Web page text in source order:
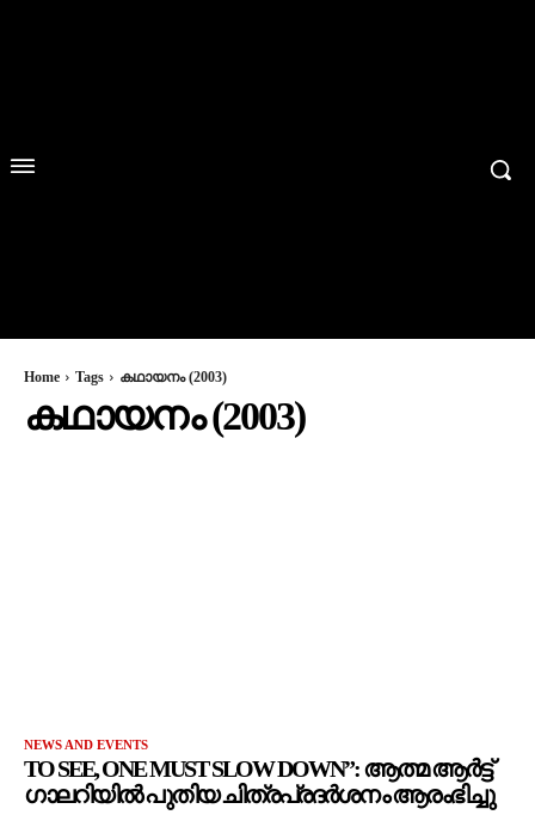
Home Tags കഥായനം (2003)
കഥായനം (2003)
NEWS AND EVENTS
TO SEE, ONE MUST SLOW DOWN”: ആത്മ ആർട്ട്
ഗാലറിയിൽ പുതിയ ചിത്രപ്രദർശനം ആരംഭിച്ചു